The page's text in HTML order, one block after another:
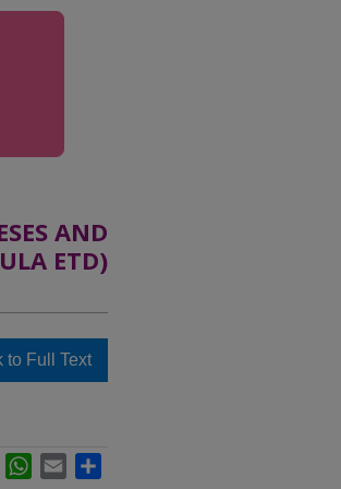
AND
ETD)
Full Text
LinkedInWhatsApp
Email